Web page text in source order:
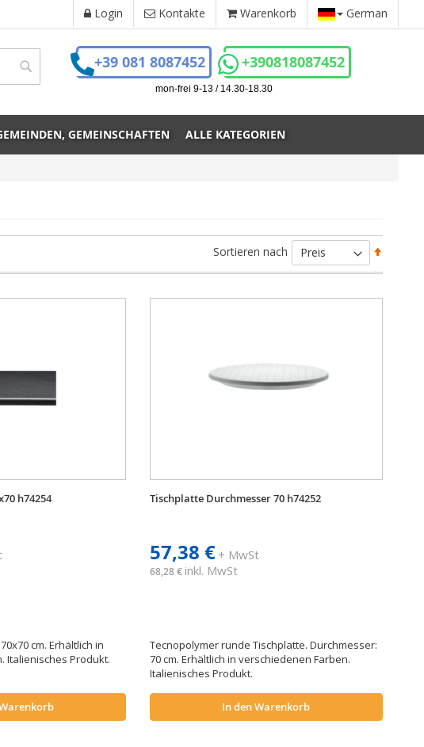
Login Kontakte Warenkorb German
Search
+39 081 8087452 +390818087452
mon-frei 9-13 / 14.30-18.30
GEMEINSCHAFTEN ALLE KATEGORIEN
Sortieren nach
h74254
cm. Erhältlich in
Italienisches Produkt.
Tischplatte Durchmesser 70 h74252
57,38 €+ MwSt
68,28 € inkl. MwSt
Tecnopolymer runde Tischplatte. Durchmesser:
70 cm. Erhältlich in verschiedenen Farben.
Italienisches Produkt.
In den Warenkorb